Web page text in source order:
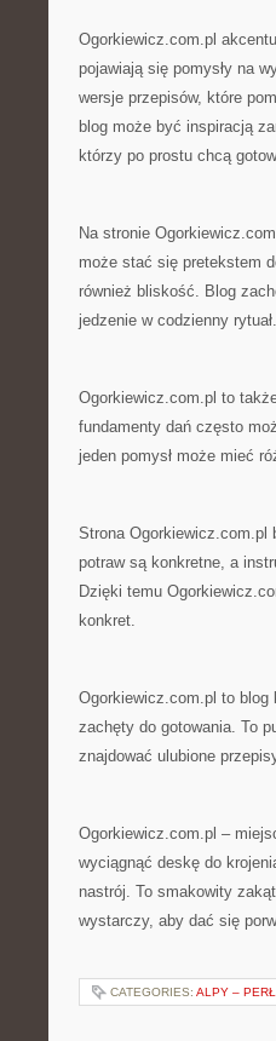
Ogorkiewicz.com.pl
pojawiają się pomysły na
wersje przepisów, które
blog może być inspiracją
którzy po prostu chcą
Na stronie
może stać się pretekstem
również bliskość. Blog
jedzenie w codzienny rytuał.
Ogorkiewicz.com.pl to
fundamenty dań często
jeden pomysł może mieć
Strona Ogorkiewicz.com.pl
potraw są konkretne, a
Dzięki temu
konkret.
Ogorkiewicz.com.pl to
zachęty do gotowania. To
znajdować ulubione
Ogorkiewicz.com.pl –
wyciągnąć deskę do
nastrój. To smakowity
wystarczy, aby dać się
CATEGORIES: ALPY –